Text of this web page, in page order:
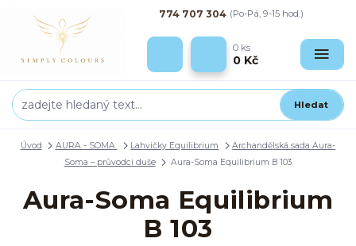
Hledat
774 707 304 (Po-Pá, 9-15 hod.)
0 ks
0 Kč
Úvod AURA - SOMA Lahvičky Equilibrium
Archandělská sada Aura-
Soma – průvodci duše
Aura-Soma Equilibrium B 103
Aura-Soma Equilibrium
B 103